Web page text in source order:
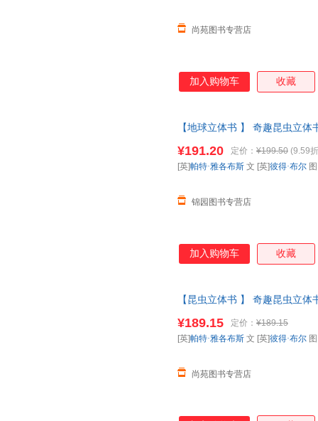
尚苑图书专营店
加入购物车 收藏
【地球立体书 】 奇趣昆虫立
票 如需请联系在线客服
¥191.20 定价： ¥199.50 (9.59
锦园图书专营店
[英]帕特·雅各布斯 文 [英]彼得·布尔
加入购物车 收藏
【昆虫立体书 】 奇趣昆虫立
【让您无忧购物】
¥189.15 定价： ¥189.15
尚苑图书专营店
[英]帕特·雅各布斯 文 [英]彼得·布尔